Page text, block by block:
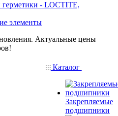
- LOCTITE,
элементы
Актуальные цены
Каталог
Закрепляемые
подшипники